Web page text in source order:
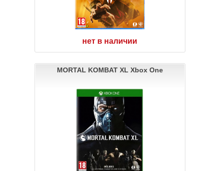
нет в наличии
MORTAL KOMBAT XL Xbox One